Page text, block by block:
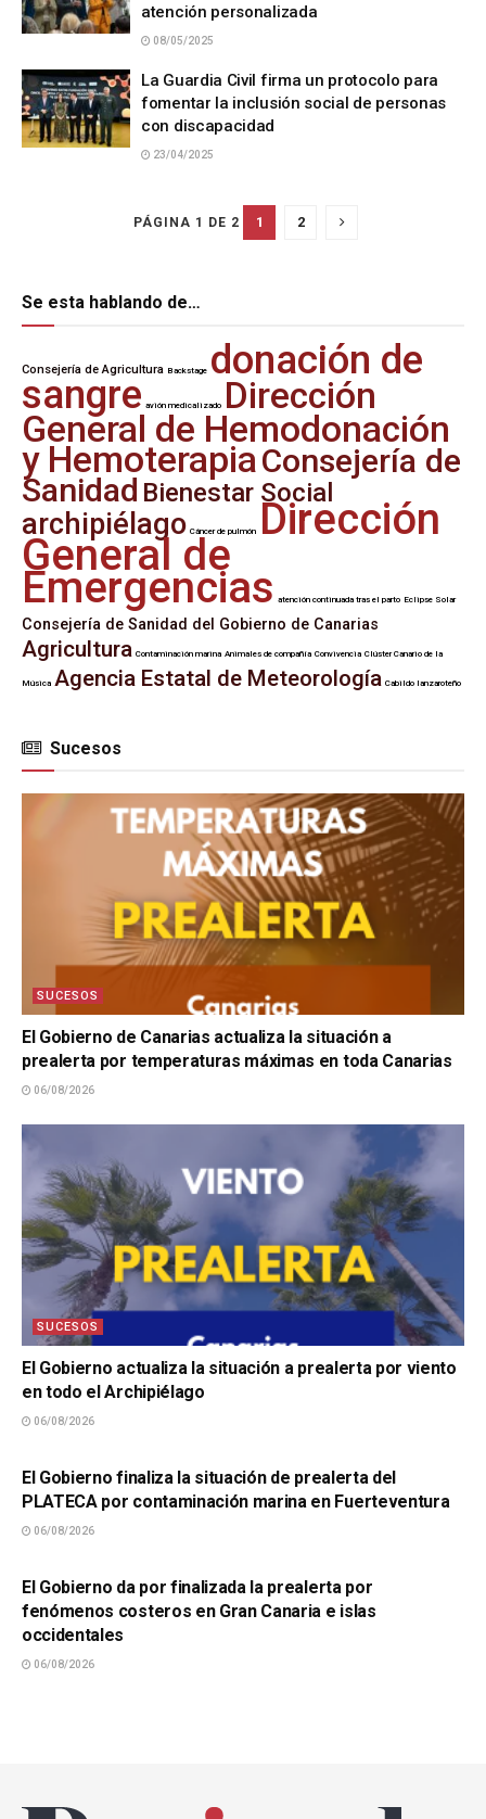
atención personalizada
08/05/2025
La Guardia Civil firma un protocolo para
fomentar la inclusión social de personas
con discapacidad
23/04/2025
PÁGINA 1 DE 2 1 2
Se esta hablando de…
Consejería de Agricultura Backstage donación de
sangre avión medicalizado Dirección
General de Hemodonación
y HemoterapiaConsejería de
Sanidad Bienestar Social
archipiélago Cáncer de pulmón Dirección
General de
Emergencias atención continuada tras el parto Eclipse Solar
Consejería de Sanidad del Gobierno de Canarias
Agricultura Contaminación marina Animales de compañía Convivencia Clúster Canario de la
Música Agencia Estatal de Meteorología Cabildo lanzaroteño
Sucesos
SUCESOS
El Gobierno de Canarias actualiza la situación a
prealerta por temperaturas máximas en toda Canarias
06/08/2026
SUCESOS
El Gobierno actualiza la situación a prealerta por viento
en todo el Archipiélago
06/08/2026
El Gobierno finaliza la situación de prealerta del
PLATECA por contaminación marina en Fuerteventura
06/08/2026
El Gobierno da por finalizada la prealerta por
fenómenos costeros en Gran Canaria e islas
occidentales
06/08/2026